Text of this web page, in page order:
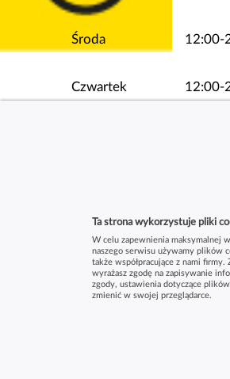
Środa 12:00-
Czwartek 12:00-
Ta strona wykorzystuje pliki
W celu zapewnienia maksymalnej
naszego serwisu używamy plików
także współpracujące z nami
wyrażasz zgodę na zapisywanie
zgody, ustawienia dotyczące
zmienić w swojej przeglądarce.